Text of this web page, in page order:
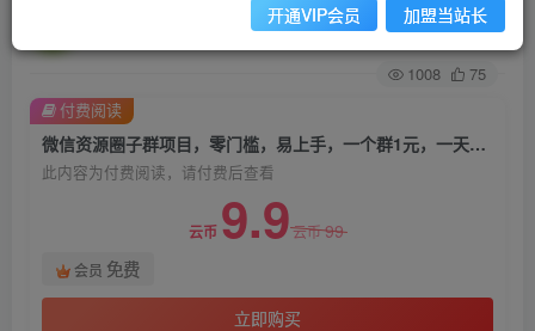
关注 私信
1008 75
微信资源圈子群项目，零门槛，易上手，一个群1元，一天轻轻松松300+【揭秘】
此内容为付费阅读，请付费后查看
云币 9.9云币99
会员 免费
立即购买
付费阅读
开通VIP会员 加盟当站长